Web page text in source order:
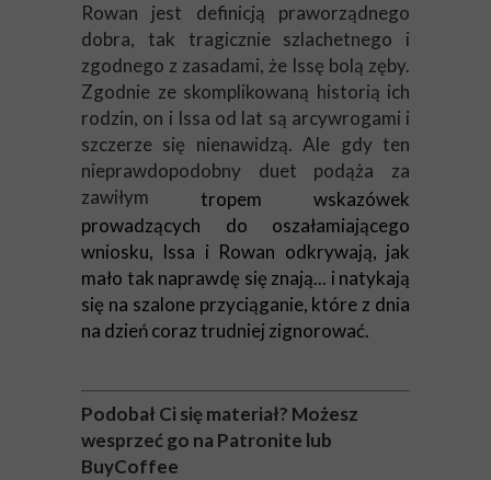
Rowan jest definicją praworządnego
dobra, tak tragicznie szlachetnego i
zgodnego z zasadami, że Issę bolą zęby.
Zgodnie ze skomplikowaną historią ich
rodzin, on i Issa od lat są arcywrogami i
szczerze się nienawidzą. Ale gdy ten
nieprawdopodobny duet podąża za
zawiłym tropem wskazówek
prowadzących do oszałamiającego
wniosku, Issa i Rowan odkrywają, jak
mało tak naprawdę się znają... i natykają
się na szalone przyciąganie, które z dnia
na dzień coraz trudniej zignorować.
Podobał Ci się materiał? Możesz
wesprzeć go na Patronite lub
BuyCoffee